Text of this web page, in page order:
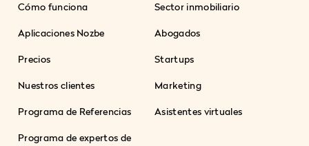
Cómo funciona
Aplicaciones Nozbe
Precios
Nuestros clientes
Programa de Referencias
Programa de expertos de
Sector inmobiliario
Abogados
Startups
Marketing
Asistentes virtuales